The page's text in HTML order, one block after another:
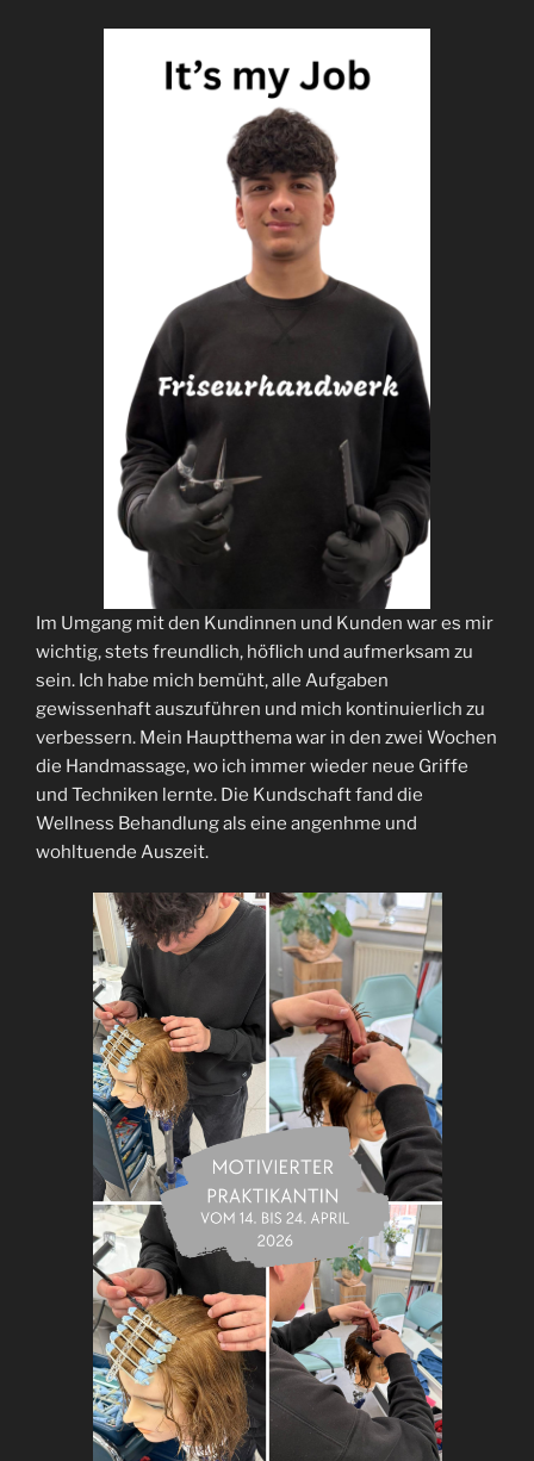
Im Umgang mit den Kundinnen und Kunden war es mir
wichtig, stets freundlich, höflich und aufmerksam zu
sein. Ich habe mich bemüht, alle Aufgaben
gewissenhaft auszuführen und mich kontinuierlich zu
verbessern. Mein Hauptthema war in den zwei Wochen
die Handmassage, wo ich immer wieder neue Griffe
und Techniken lernte. Die Kundschaft fand die
Wellness Behandlung als eine angenhme und
wohltuende Auszeit.